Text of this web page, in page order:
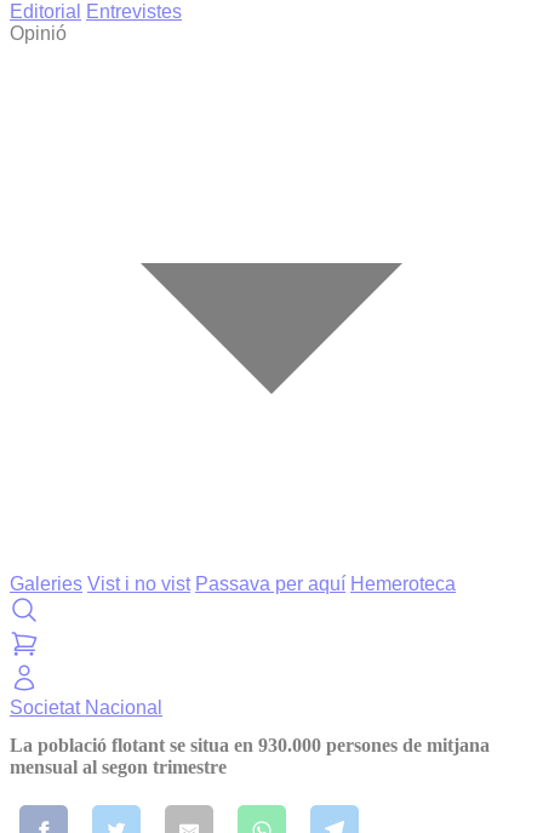
Editorial
Entrevistes
Opinió
Galeries Vist i no vist Passava per aquí Hemeroteca
Societat Nacional
La població flotant se situa en 930.000 persones de mitjana
mensual al segon trimestre